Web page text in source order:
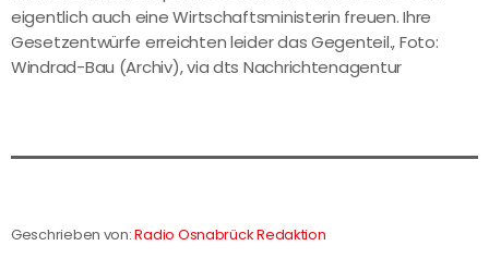
eigentlich auch eine Wirtschaftsministerin freuen. Ihre
Gesetzentwürfe erreichten leider das Gegenteil., Foto:
Windrad-Bau (Archiv), via dts Nachrichtenagentur
Geschrieben von:Radio Osnabrück Redaktion